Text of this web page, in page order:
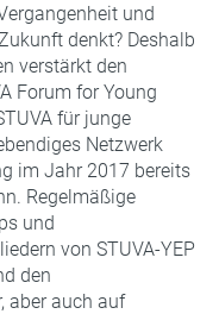
und
denkt? Deshalb
verstärkt den
Forum for Young
für junge
Netzwerk
im Jahr 2017 bereits
Regelmäßige
und
von STUVA-YEP
den
aber auch auf